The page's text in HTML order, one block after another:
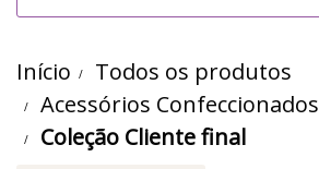
Início
Todos os produtos
Acessórios Confeccionados
Coleção Cliente final